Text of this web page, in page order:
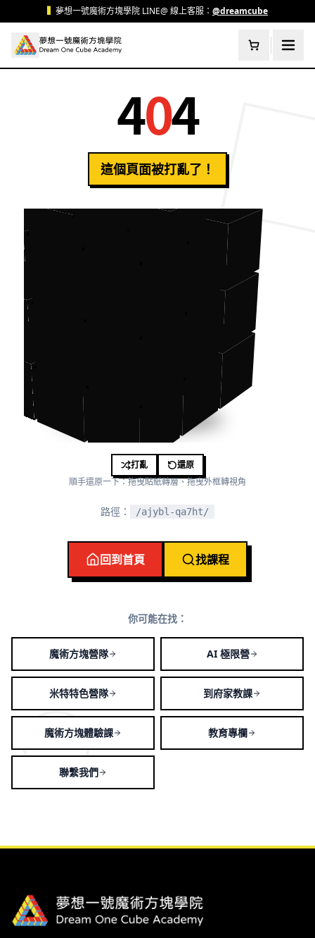
跳至主要內容夢想一號魔術方塊學院 LINE@ 線上客服： @dreamcube
404
這個頁面被打亂了！
打亂
還原
順手還原一下：拖曳貼紙轉層、拖曳外框轉視角
路徑： /ajybl-qa7ht/
回到首頁 找課程
你可能在找：
魔術方塊營隊 AI 極限營
米特特色營隊 到府家教課
魔術方塊體驗課 教育專欄
聯繫我們